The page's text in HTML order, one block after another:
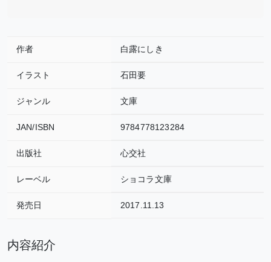
作者 白露にしき
イラスト 石田要
ジャンル 文庫
JAN/ISBN 9784778123284
出版社 心交社
レーベル ショコラ文庫
発売日 2017.11.13
内容紹介